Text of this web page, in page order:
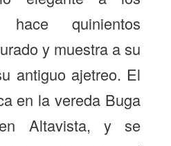
hace quinientos
y muestra a su
antiguo ajetreo. El
en la vereda Buga
Altavista, y se